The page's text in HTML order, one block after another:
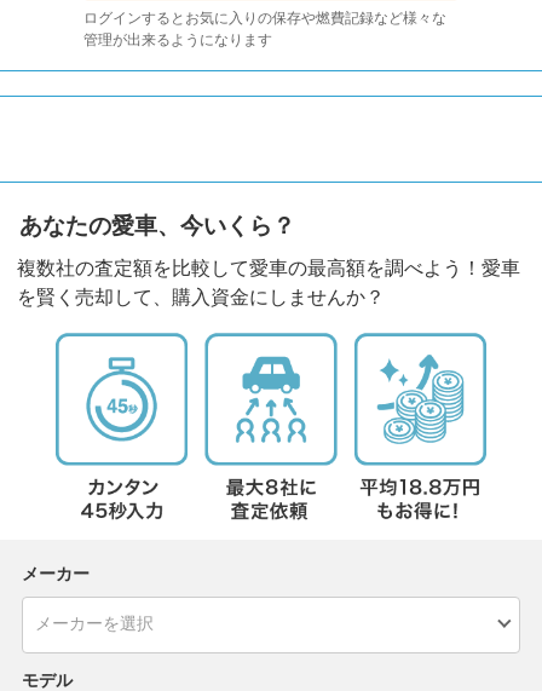
ログインするとお気に入りの保存や燃費記録など様々な
管理が出来るようになります
あなたの愛車、今いくら？
複数社の査定額を比較して愛車の最高額を調べよう！愛車
を賢く売却して、購入資金にしませんか？
メーカー
モデル